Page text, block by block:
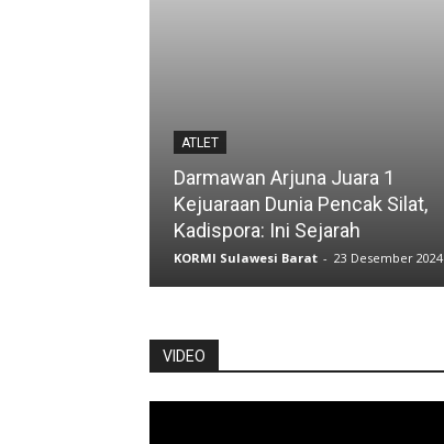
ATLET
Darmawan Arjuna Juara 1
Kejuaraan Dunia Pencak Silat,
Kadispora: Ini Sejarah
KORMI Sulawesi Barat - 23 Desember 2024
VIDEO